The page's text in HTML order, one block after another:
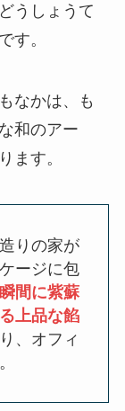
うしょうて
す。
なかは、も
和のアー
ます。
りの家が
ージに包
間に紫蘇
上品な餡
、オフィ